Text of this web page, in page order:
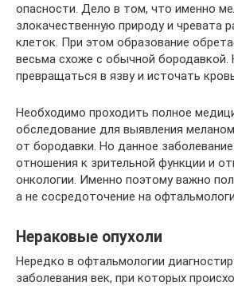
опасности. Дело в том, что именно
злокачественную природу и чревата
клеток. При этом образование
весьма схоже с обычной бородавкой.
превращаться в язву и источать
Необходимо проходить полное
обследование для выявления
от бородавки. Но данное
отношения к зрительной функции и
онкологии. Именно поэтому важно
а не сосредоточение на
Нераковые опухоли
Нередко в офтальмологии
заболевания век, при которых